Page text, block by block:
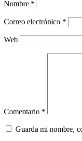
Nombre *
Correo electrónico *
Web
Comentario *
Guarda mi nombre,